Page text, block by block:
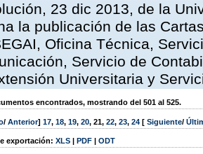
23 dic 2013, de la
la publicación de las
Oficina Técnica,
Servicio de
Universitaria y
encontrados, mostrando del 501 al 525.
/ Anterior] 17, 18, 19, 20, 21, 22, 23, 24 [ Siguiente/
exportación: XLS | PDF | ODT